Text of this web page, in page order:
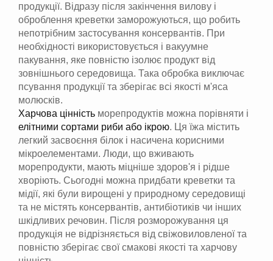
продукції. Відразу після закінчення вилову і
оброблення креветки заморожуються, що робить
непотрібним застосування консервантів. При
необхідності використовується і вакуумне
пакування, яке повністю ізолює продукт від
зовнішнього середовища. Така обробка виключає
псування продукції та зберігає всі якості м'яса
молюсків.
Харчова цінність морепродуктів можна порівняти і
елітними сортами риби або ікрою. Ця їжа містить
легкий засвоєння білок і насичена корисними
мікроелементами. Люди, що вживають
морепродукти, мають міцніше здоров'я і рідше
хворіють. Сьогодні можна придбати креветки та
мідії, які були вирощені у природному середовищі
та не містять консервантів, антибіотиків чи інших
шкідливих речовин. Після розморожування ця
продукція не відрізняється від свіжовиловленої та
повністю зберігає свої смакові якості та харчову